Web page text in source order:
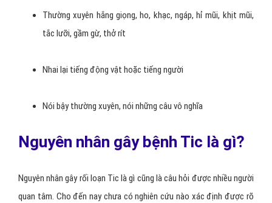
Thường xuyên hắng giọng, ho, khạc, ngáp, hỉ mũi, khịt mũi,
tắc lưỡi, gầm gừ, thở rít
Nhai lại tiếng động vật hoặc tiếng người
Nói bậy thường xuyên, nói những câu vô nghĩa
Nguyên nhân gây bệnh Tic là gì?
Nguyên nhân gây rối loạn Tic là gì cũng là câu hỏi được nhiều người
quan tâm. Cho đến nay chưa có nghiên cứu nào xác định được rõ